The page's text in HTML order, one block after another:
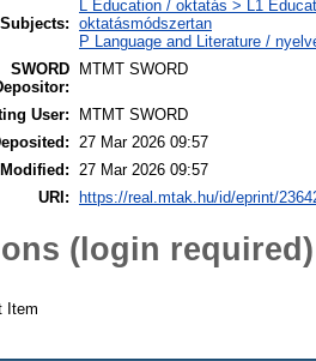
Subjects:
L Education / oktatás > L1
oktatásmódszertan
P Language and Literature /
SWORD
MTMT SWORD
User:
MTMT SWORD
27 Mar 2026 09:57
27 Mar 2026 09:57
URI:
https://real.mtak.hu/id/eprint/
(login required)
Item